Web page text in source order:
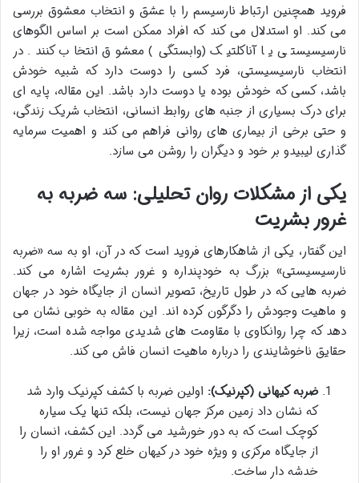
فروید همچنین ارتباط نارسیسم را با عشق و انتخاب معشوق بررسی
می کند. او استدلال می کند که افراد ممکن است بر اساس الگوهای
نارسیسیستی یا آناکلتیک (وابستگی) معشوق انتخاب کنند. در
انتخاب نارسیسیستی، فرد کسی را دوست دارد که شبیه خودش
باشد، کسی که خودش بوده یا دوست دارد باشد. این مقاله، پایه ای
برای درک بسیاری از جنبه های روابط انسانی، انتخاب شریک زندگی،
و حتی برخی از بیماری های روانی فراهم می کند و اهمیت سرمایه
گذاری لیبیدو بر خود و دیگران را روشن می سازد.
یکی از مشکلات روان تحلیلی: سه ضربه به
غرور بشریت
این گفتار، یکی از شاهکارهای فروید است که در آن، او به سه «ضربه
نارسیسیستی» بزرگ به خودپنداره و غرور بشریت اشاره می کند.
ضربه هایی که در طول تاریخ، تصویر انسان از جایگاه خود در جهان
و ماهیت وجودش را دگرگون کرده اند. این مقاله به خوبی نشان می
دهد که چرا روانکاوی با مقاومت های شدیدی مواجه شده است، زیرا
حقایق ناخوشایندی را درباره ماهیت انسان فاش می کند.
ضربه کیهانی (کپرنیک): اولین ضربه با کشف کپرنیک وارد شد
که نشان داد زمین مرکز جهان نیست، بلکه تنها یک سیاره
کوچک است که به دور خورشید می گردد. این کشف، انسان را
از جایگاه مرکزی و ویژه خود در کیهان خلع کرد و غرور او را
خدشه دار ساخت.